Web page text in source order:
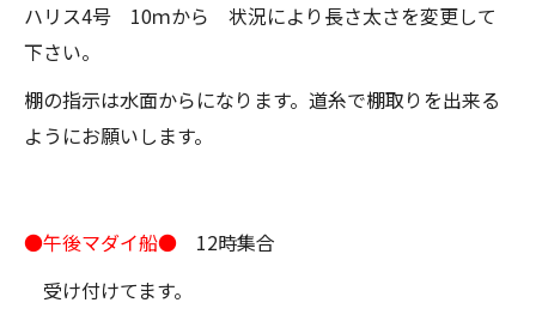
ハリス4号 10ｍから 状況により長さ太さを変更して
下さい。
棚の指示は水面からになります。道糸で棚取りを出来る
ようにお願いします。
●午後マダイ船● 12時集合
受け付けてます。